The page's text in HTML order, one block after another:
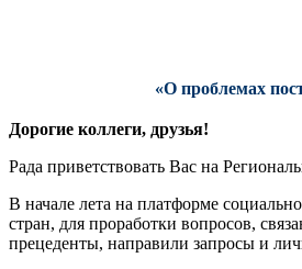
«О проблемах
Дорогие коллеги, друзья!
Рада приветствовать Вас на
В начале лета на платформе
стран, для проработки вопросов,
прецеденты, направили запросы и